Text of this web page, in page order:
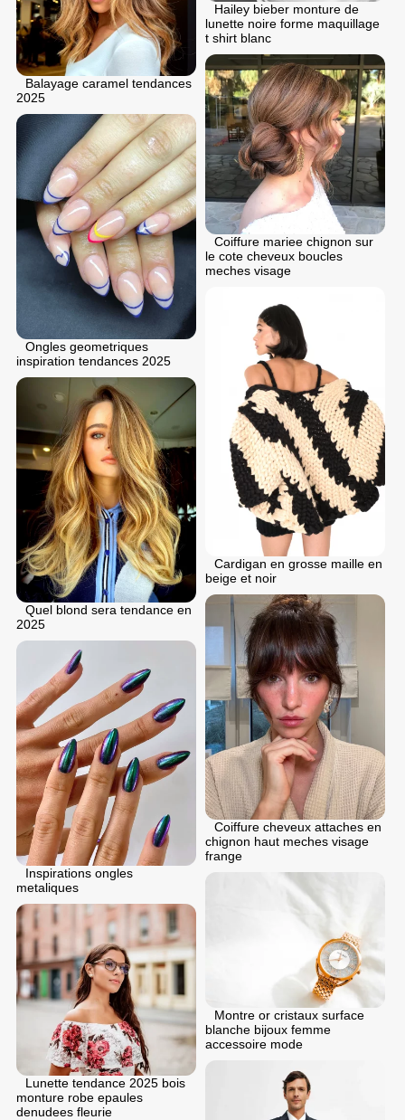
Hailey bieber monture de
lunette noire forme maquillage
t shirt blanc
Balayage caramel tendances
2025
Coiffure mariee chignon sur
le cote cheveux boucles
meches visage
Ongles geometriques
inspiration tendances 2025
Cardigan en grosse maille en
beige et noir
Quel blond sera tendance en
2025
Coiffure cheveux attaches en
chignon haut meches visage
frange
Inspirations ongles
metaliques
Montre or cristaux surface
blanche bijoux femme
accessoire mode
Lunette tendance 2025 bois
monture robe epaules
denudees fleurie